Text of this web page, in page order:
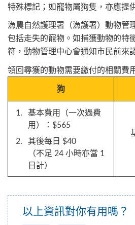
特殊標記；如寵物屬狗隻，亦應提
漁農自然護理署（漁護署）動物管
包括走失的寵物。如捕獲動物的特
符，動物管理中心會通知市民前來
領回尋獲的動物需要繳付的相關費
狗
基本費用（一次過費
用）：$565
其後每日 $40
（不足 24 小時亦當 1
日計）
以上資訊對你有用嗎？